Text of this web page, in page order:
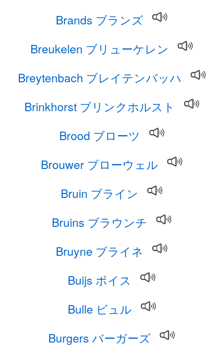
Brands ブランズ
Breukelen ブリューケレン
Breytenbach ブレイテンバッハ
Brinkhorst ブリンクホルスト
Brood ブローツ
Brouwer ブローウェル
Bruin ブライン
Bruins ブラウンチ
Bruyne ブライネ
Buijs ボイス
Bulle ビュル
Burgers バーガーズ